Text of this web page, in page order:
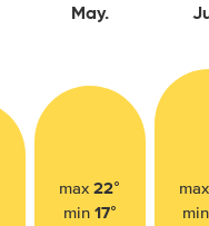
May.
max22°
min 17°
max
min